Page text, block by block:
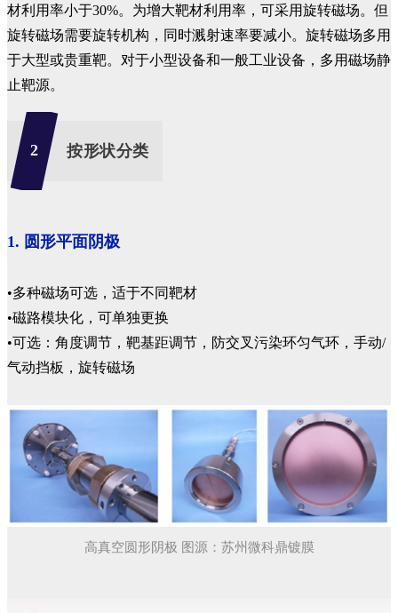
材利用率小于30%。为增大靶材利用率，可采用旋转磁场。但
旋转磁场需要旋转机构，同时溅射速率要减小。旋转磁场多用
于大型或贵重靶。对于小型设备和一般工业设备，多用磁场静
止靶源。
2 按形状分类
1. 圆形平面阴极
•多种磁场可选，适于不同靶材
•磁路模块化，可单独更换
•可选：角度调节，靶基距调节，防交叉污染环匀气环，手动/
气动挡板，旋转磁场
高真空圆形阴极 图源：苏州微科鼎镀膜